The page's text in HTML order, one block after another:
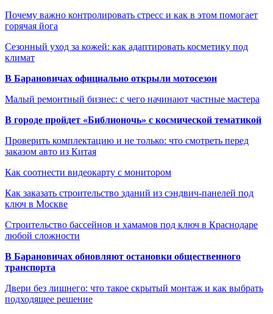
Почему важно контролировать стресс и как в этом помогает
горячая йога
Сезонный уход за кожей: как адаптировать косметику под
климат
В Барановичах официально открыли мотосезон
Малый ремонтный бизнес: с чего начинают частные мастера
В городе пройдет «Библионочь» с космической тематикой
Проверить комплектацию и не только: что смотреть перед
заказом авто из Китая
Как соотнести видеокарту с монитором
Как заказать строительство зданий из сэндвич-панелей под
ключ в Москве
Строительство бассейнов и хамамов под ключ в Краснодаре
любой сложности
В Барановичах обновляют остановки общественного
транспорта
Двери без лишнего: что такое скрытый монтаж и как выбрать
подходящее решение